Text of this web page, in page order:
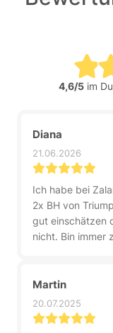
4,6/5 im
Diana
21.06.2026
Ich habe bei
2x BH von
gut einschätzen
nicht. Bin immer
Martin
20.07.2025